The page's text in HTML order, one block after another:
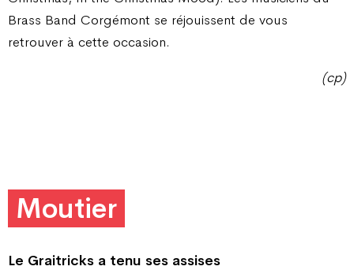
Brass Band Corgémont se réjouissent de vous
retrouver à cette occasion.
(cp)
Moutier
Le Graitricks a tenu ses assises